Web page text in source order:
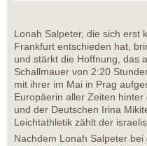
Lonah Salpeter, die sich erst
Frankfurt entschieden hat,
und stärkt die Hoffnung, das
Schallmauer von 2:20
mit ihrer im Mai in Prag
Europäerin aller Zeiten
und der Deutschen Irina
Leichtathletik zählt der
Nachdem Lonah Salpeter